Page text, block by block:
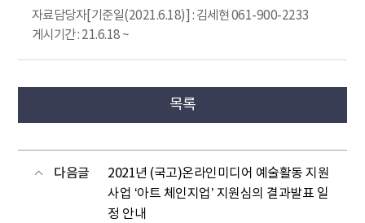
자료담당자[기준일(2021.6.18)] : 김세현 061-900-2233
게시기간 : 21.6.18 ~
목록
다음글
2021년 (국고)온라인미디어 예술활동 지원
사업 ‘아트 체인지업’ 지원심의 결과발표 일
정 안내